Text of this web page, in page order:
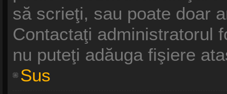
să scrieţi, sau poate doar
Contactaţi administratorul
nu puteţi adăuga fişiere
Sus